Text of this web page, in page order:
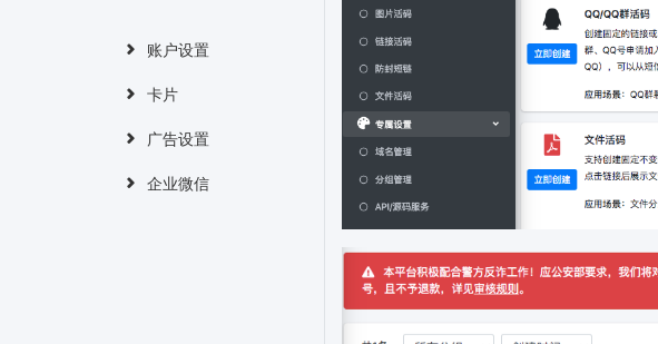
账户设置
卡片
广告设置
企业微信